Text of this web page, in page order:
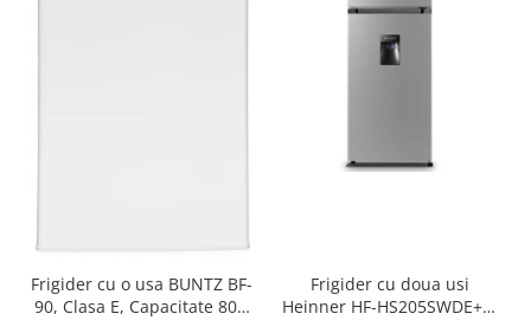
Frigider cu o usa BUNTZ BF-
90, Clasa E, Capacitate 80L,
Frigider cu doua usi
Heinner HF-HS205SWDE++,